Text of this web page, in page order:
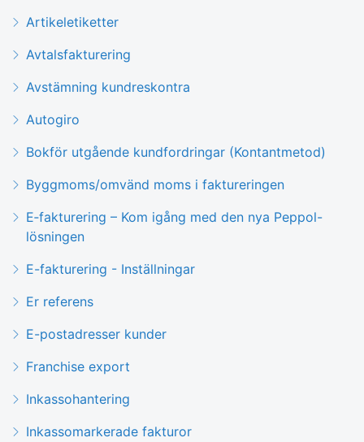
Artikeletiketter
Avtalsfakturering
Avstämning kundreskontra
Autogiro
Bokför utgående kundfordringar (Kontantmetod)
Byggmoms/omvänd moms i faktureringen
E‑fakturering – Kom igång med den nya Peppol-
lösningen
E-fakturering - Inställningar
Er referens
E-postadresser kunder
Franchise export
Inkassohantering
Inkassomarkerade fakturor